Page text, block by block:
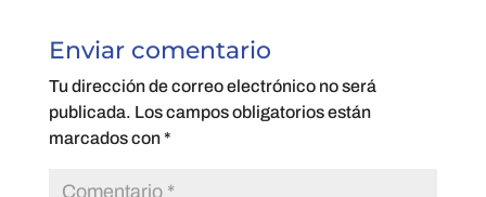
Enviar comentario
Tu dirección de correo electrónico no será
publicada. Los campos obligatorios están
marcados con*